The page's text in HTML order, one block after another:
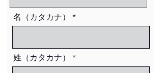
名（カタカナ）
姓（カタカナ）